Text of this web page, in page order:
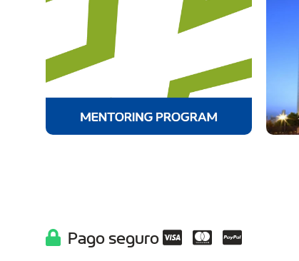
Pago seguro